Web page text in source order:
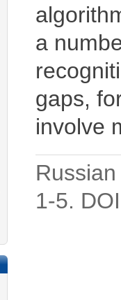
a
gaps,
involve
1-5.